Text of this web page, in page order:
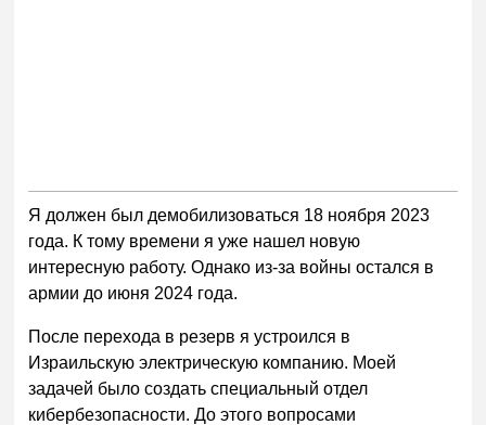
Я должен был демобилизоваться 18 ноября 2023
года. К тому времени я уже нашел новую
интересную работу. Однако из-за войны остался в
армии до июня 2024 года.
После перехода в резерв я устроился в
Израильскую электрическую компанию. Моей
задачей было создать специальный отдел
кибербезопасности. До этого вопросами